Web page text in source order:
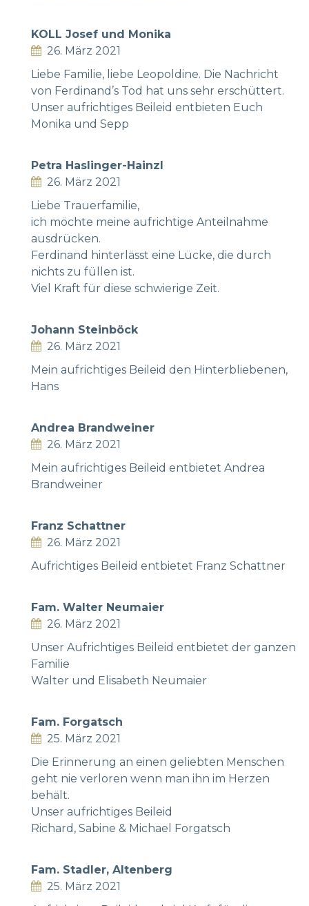
KOLL Josef und Monika
26. März 2021
Liebe Familie, liebe Leopoldine. Die Nachricht
von Ferdinand’s Tod hat uns sehr erschüttert.
Unser aufrichtiges Beileid entbieten Euch
Monika und Sepp
Petra Haslinger-Hainzl
26. März 2021
Liebe Trauerfamilie,
ich möchte meine aufrichtige Anteilnahme
ausdrücken.
Ferdinand hinterlässt eine Lücke, die durch
nichts zu füllen ist.
Viel Kraft für diese schwierige Zeit.
Johann Steinböck
26. März 2021
Mein aufrichtiges Beileid den Hinterbliebenen,
Hans
Andrea Brandweiner
26. März 2021
Mein aufrichtiges Beileid entbietet Andrea
Brandweiner
Franz Schattner
26. März 2021
Aufrichtiges Beileid entbietet Franz Schattner
Fam. Walter Neumaier
26. März 2021
Unser Aufrichtiges Beileid entbietet der ganzen
Familie
Walter und Elisabeth Neumaier
Fam. Forgatsch
25. März 2021
Die Erinnerung an einen geliebten Menschen
geht nie verloren wenn man ihn im Herzen
behält.
Unser aufrichtiges Beileid
Richard, Sabine & Michael Forgatsch
Fam. Stadler, Altenberg
25. März 2021